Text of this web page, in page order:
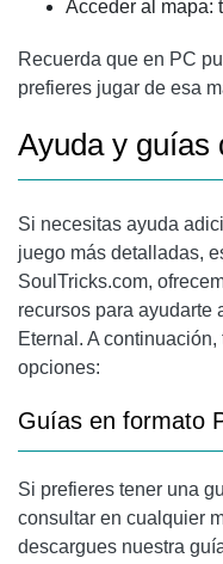
Acceder al mapa:
Recuerda que en PC
prefieres jugar de esa
Ayuda y guías
Si necesitas ayuda
juego más detalladas,
SoulTricks.com,
recursos para ayudarte
Eternal. A
opciones:
Guías en formato
Si prefieres tener una
consultar en cualquier
descargues nuestra